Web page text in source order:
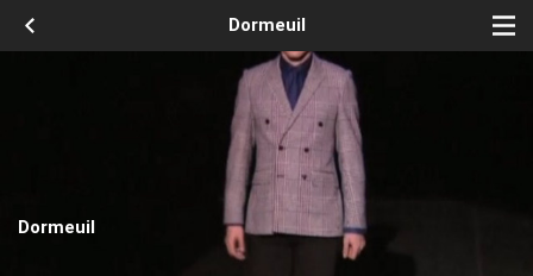
Dormeuil
Dormeuil